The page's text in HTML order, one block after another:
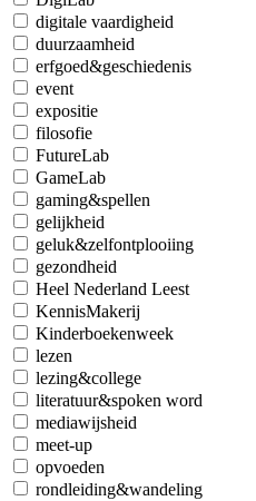
digitale vaardigheid
duurzaamheid
erfgoed&geschiedenis
event
expositie
filosofie
FutureLab
GameLab
gaming&spellen
gelijkheid
geluk&zelfontplooiing
gezondheid
Heel Nederland Leest
KennisMakerij
Kinderboekenweek
lezen
lezing&college
literatuur&spoken word
mediawijsheid
meet-up
opvoeden
rondleiding&wandeling